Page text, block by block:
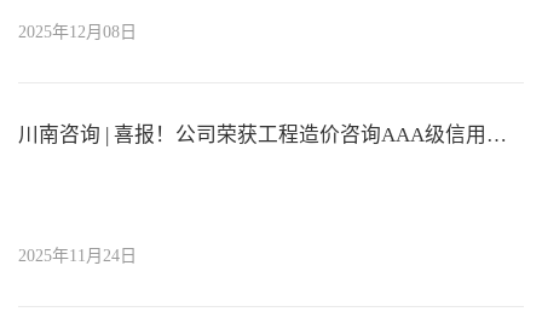
2025年12月08日
川南咨询 | 喜报！公司荣获工程造价咨询AAA级信用等级
2025年11月24日